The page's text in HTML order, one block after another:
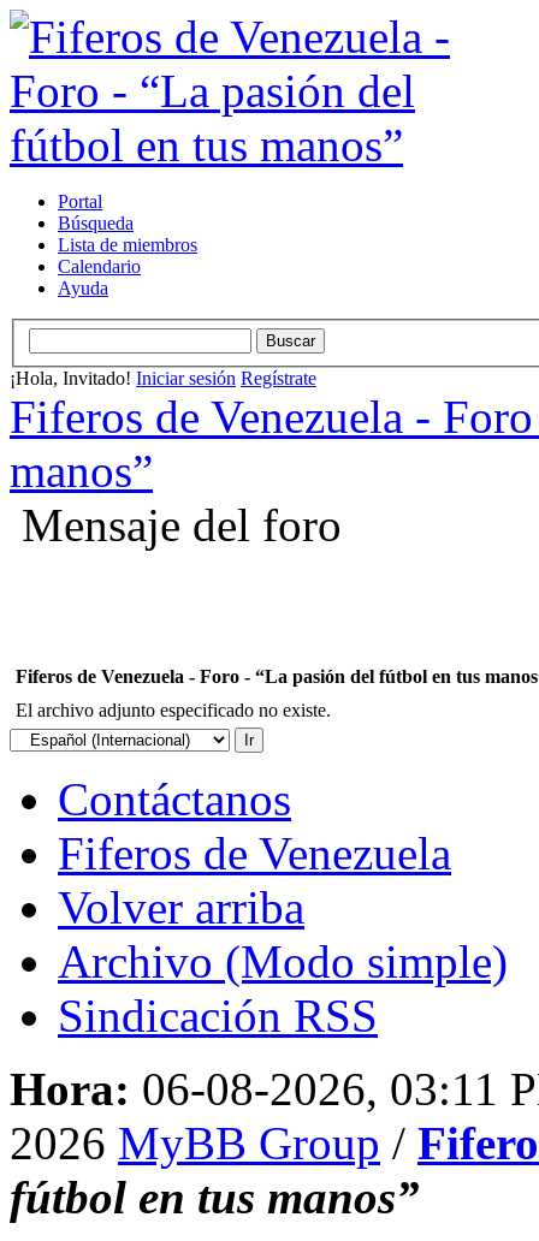
Portal
Búsqueda
Lista de miembros
Calendario
Ayuda
¡Hola, Invitado! Iniciar sesión Regístrate
Fiferos de Venezuela -
manos”
Mensaje del foro
Fiferos de Venezuela - Foro - “La pasión del fútbol en tus
El archivo adjunto especificado no existe.
Contáctanos
Fiferos de Venezuela
Volver arriba
Archivo (Modo simple)
Sindicación RSS
Hora: 06-08-2026, 03:11
2026 MyBB Group /
fútbol en tus manos”